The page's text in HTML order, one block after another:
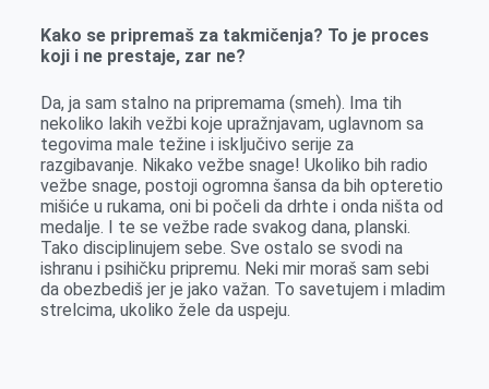
Kako se pripremaš za takmičenja? To je proces
koji i ne prestaje, zar ne?
Da, ja sam stalno na pripremama (smeh). Ima tih
nekoliko lakih vežbi koje upražnjavam, uglavnom sa
tegovima male težine i isključivo serije za
razgibavanje. Nikako vežbe snage! Ukoliko bih radio
vežbe snage, postoji ogromna šansa da bih opteretio
mišiće u rukama, oni bi počeli da drhte i onda ništa od
medalje. I te se vežbe rade svakog dana, planski.
Tako disciplinujem sebe. Sve ostalo se svodi na
ishranu i psihičku pripremu. Neki mir moraš sam sebi
da obezbediš jer je jako važan. To savetujem i mladim
strelcima, ukoliko žele da uspeju.